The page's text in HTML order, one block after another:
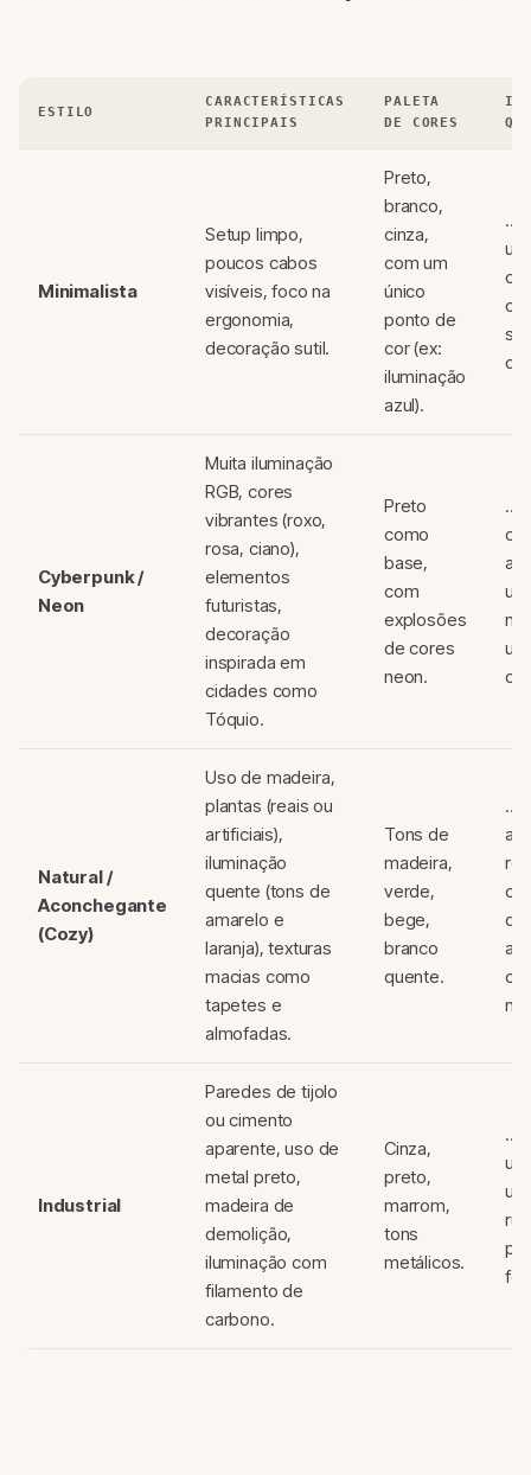
ESTILO
CARACTERÍSTICAS
PRINCIPAIS
PALETA
DE CORES
Minimalista
Setup limpo,
poucos cabos
visíveis, foco na
ergonomia,
decoração sutil.
Preto,
branco,
cinza,
com um
único
ponto de
cor (ex:
iluminação
azul).
Cyberpunk /
Neon
Muita iluminação
RGB, cores
vibrantes (roxo,
rosa, ciano),
elementos
futuristas,
decoração
inspirada em
cidades como
Tóquio.
Preto
como
base,
com
explosões
de cores
neon.
Natural /
Aconchegante
(Cozy)
Uso de madeira,
plantas (reais ou
artificiais),
iluminação
quente (tons de
amarelo e
laranja), texturas
macias como
tapetes e
almofadas.
Tons de
madeira,
verde,
bege,
branco
quente.
a
Industrial
Paredes de tijolo
ou cimento
aparente, uso de
metal preto,
madeira de
demolição,
iluminação com
filamento de
carbono.
Cinza,
preto,
marrom,
tons
metálicos.